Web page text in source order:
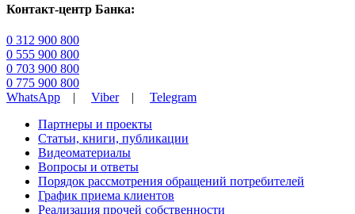
Контакт-центр Банка:
0 312 900 800
0 555 900 800
0 703 900 800
0 775 900 800
WhatsApp | Viber| Telegram
Партнеры и проекты
Статьи, книги, публикации
Видеоматериалы
Вопросы и ответы
Порядок рассмотрения обращений потребителей
График приема клиентов
Реализация прочей собственности